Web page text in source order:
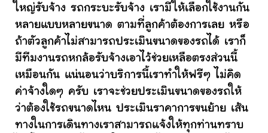
ใหญ่รับจ้าง รถกระบะรับจ้าง เรามีให้เลือกใช้งานกัน
หลายแบบหลายขนาด ตามที่ลูกค้าต้องการเลย หรือ
ถ้าตัวลูกค้าไม่สามารถประเมินขนาดของรถได้ เราก็
มีทีมงานรถหกล้อรับจ้างเอาไว้ช่วยเหลือตรงส่วนนี้
เหมือนกัน แน่นอนว่าบริการนี้เราทำให้ฟรีๆ ไม่คิด
ค่าจ้างใดๆ ครับ เราจะช่วยประเมินขนาดของรถให้
ว่าต้องใช้รถขนาดไหน ประเมินราคาการขนย้าย เส้น
ทางในการเดินทางเราสามารถแจ้งให้ทุกท่านทราบ